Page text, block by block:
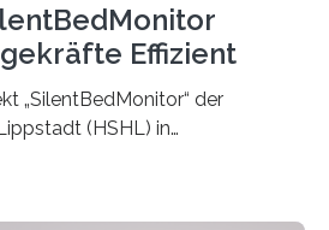
Effizient
„SilentBedMonitor“ der
(HSHL) in
sind oder in ihrer